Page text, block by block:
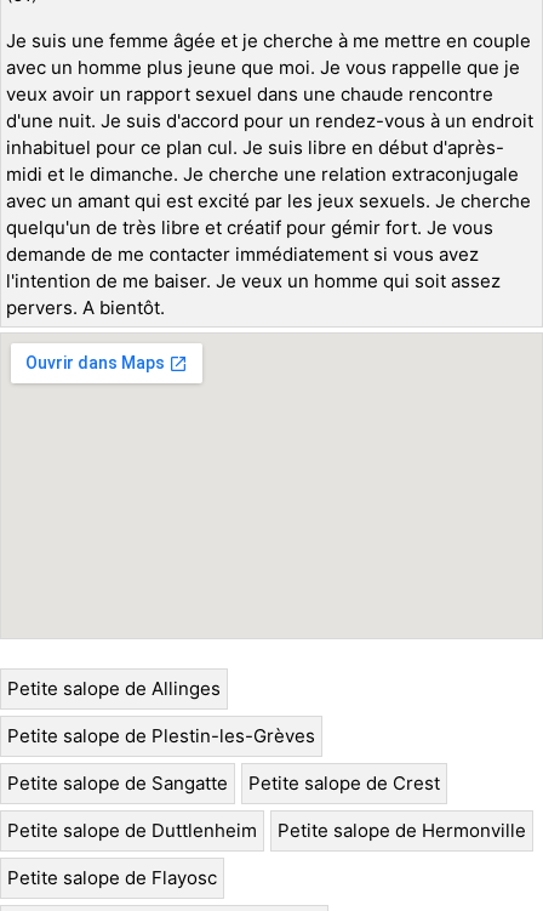
Je suis une femme âgée et je cherche à me mettre en couple
avec un homme plus jeune que moi. Je vous rappelle que je
veux avoir un rapport sexuel dans une chaude rencontre
d'une nuit. Je suis d'accord pour un rendez-vous à un endroit
inhabituel pour ce plan cul. Je suis libre en début d'après-
midi et le dimanche. Je cherche une relation extraconjugale
avec un amant qui est excité par les jeux sexuels. Je cherche
quelqu'un de très libre et créatif pour gémir fort. Je vous
demande de me contacter immédiatement si vous avez
l'intention de me baiser. Je veux un homme qui soit assez
pervers. A bientôt.
Petite salope de Allinges
Petite salope de Plestin-les-Grèves
Petite salope de Sangatte Petite salope de Crest
Petite salope de Duttlenheim Petite salope de Hermonville
Petite salope de Flayosc